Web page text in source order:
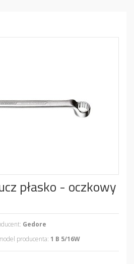
płasko - oczkowy
Gedore
producenta: 1 B 5/16W